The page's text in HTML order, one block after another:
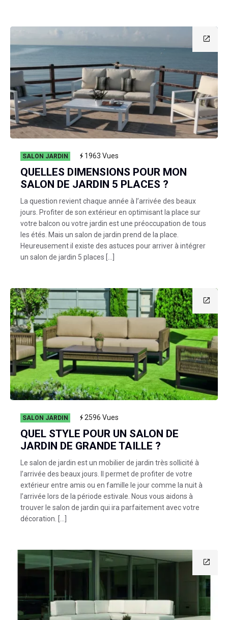
SALON JARDIN 1963 Vues
QUELLES DIMENSIONS POUR MON
SALON DE JARDIN 5 PLACES ?
La question revient chaque année à l’arrivée des beaux
jours. Profiter de son extérieur en optimisant la place sur
votre balcon ou votre jardin est une préoccupation de tous
les étés. Mais un salon de jardin prend de la place.
Heureusement il existe des astuces pour arriver à intégrer
un salon de jardin 5 places […]
SALON JARDIN 2596 Vues
QUEL STYLE POUR UN SALON DE
JARDIN DE GRANDE TAILLE ?
Le salon de jardin est un mobilier de jardin très sollicité à
l’arrivée des beaux jours. Il permet de profiter de votre
extérieur entre amis ou en famille le jour comme la nuit à
l’arrivée lors de la période estivale. Nous vous aidons à
trouver le salon de jardin qui ira parfaitement avec votre
décoration. […]